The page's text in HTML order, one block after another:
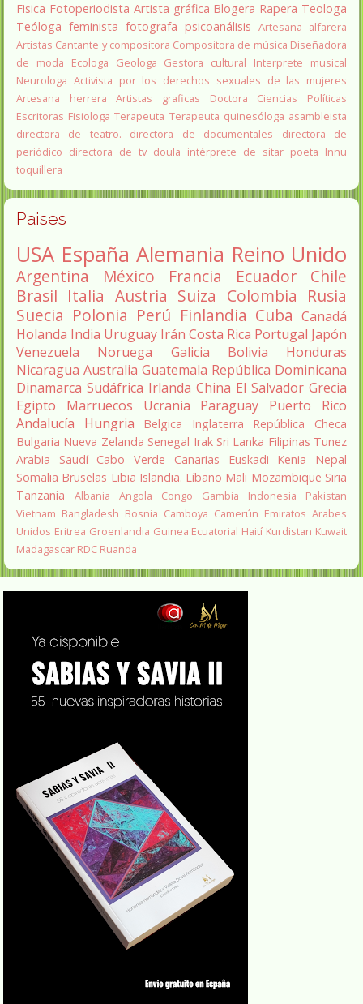
Fisica Fotoperiodista Artista gráfica Blogera Rapera Teologa
Teóloga feminista fotografa psicoanálisis Artesana alfarera
Artistas Cantante y compositora Compositora de música Diseñadora
de moda
Ecologa Geologa Gestora cultural
Interprete musical
Neurologa Activista por los derechos sexuales de las mujeres
Artesana herrera
Artistas graficas
Doctora Ciencias Políticas
Escritoras Fisiologa Terapeuta Terapeuta quinesóloga asambleista
directora de teatro.
directora de documentales
directora de
periódico directora de tv doula intérprete de sitar poeta Innu
toquillera
Paises
USA España Alemania Reino Unido
Argentina México Francia Ecuador
Chile
Brasil Italia Austria Suiza Colombia Rusia
Suecia Polonia Perú Finlandia Cuba Canadá
Holanda India Uruguay Irán Costa Rica Portugal Japón
Venezuela
Noruega Galicia Bolivia
Honduras
Nicaragua Australia Guatemala República Dominicana
Dinamarca Sudáfrica Irlanda China El Salvador Grecia
Egipto
Marruecos Ucrania Paraguay
Puerto Rico
Andalucía
Hungria Belgica Inglaterra
República Checa
Bulgaria Nueva Zelanda Senegal Irak Sri Lanka Filipinas Tunez
Arabia Saudí Cabo Verde Canarias Euskadi Kenia
Nepal
Somalia Bruselas Libia Islandia. Líbano Mali Mozambique Siria
Tanzania
Albania Angola Congo Gambia Indonesia
Pakistan
Vietnam Bangladesh Bosnia Camboya Camerún Emiratos Arabes
Unidos Eritrea Groenlandia Guinea Ecuatorial Haití Kurdistan Kuwait
Madagascar RDC Ruanda